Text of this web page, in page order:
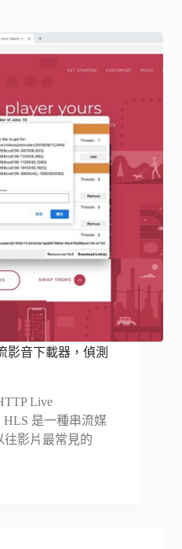
影音下載器，偵測
Live
HLS 是一種串流媒
往影片最常見的